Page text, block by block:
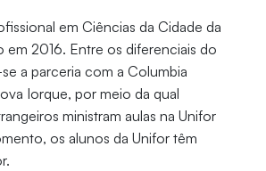
em Ciências da Cidade da
em 2016. Entre os diferenciais do
a parceria com a Columbia
Iorque, por meio da qual
ministram aulas na Unifor
os alunos da Unifor têm